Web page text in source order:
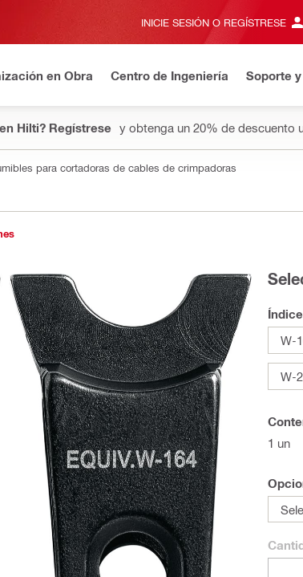
INICIE SESIÓN O REGÍSTRESE
en Obra Centro de Ingeniería Soporte
Hilti? Regístrese y obtenga un 20% de descuento
para cortadoras de cables de crimpadoras
Índice
W-
W-
1 un